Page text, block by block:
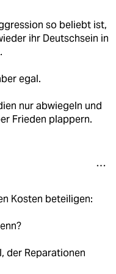
so beliebt ist,
ihr Deutschsein in
egal.
nur abwiegeln und
Frieden plappern.
Kosten beteiligen:
der Reparationen